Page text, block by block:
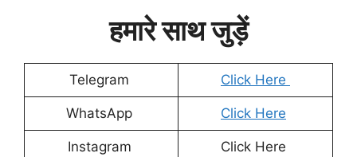
हमारे साथ जुड़ें
Telegram Click Here
WhatsApp Click Here
Instagram Click Here